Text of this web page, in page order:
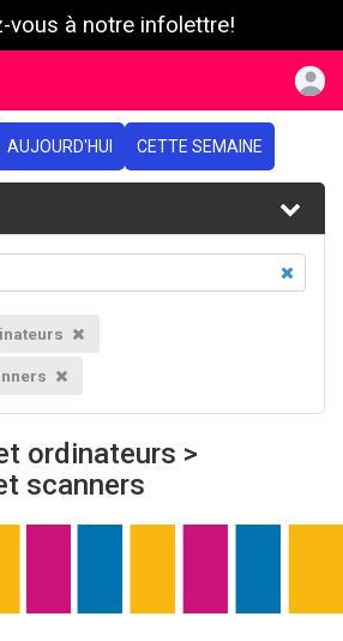
vous à notre infolettre!
AUJOURD'HUI CETTE SEMAINE
ordinateurs >
scanners